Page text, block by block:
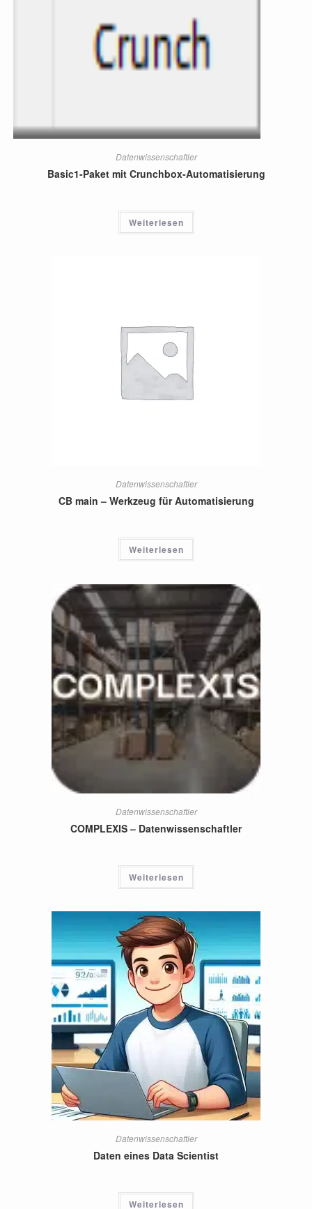
Datenwissenschaftler
Basic1-Paket mit Crunchbox-Automatisierung
Weiterlesen
Datenwissenschaftler
CB main – Werkzeug für Automatisierung
Weiterlesen
Datenwissenschaftler
COMPLEXIS – Datenwissenschaftler
Weiterlesen
Datenwissenschaftler
Daten eines Data Scientist
Weiterlesen